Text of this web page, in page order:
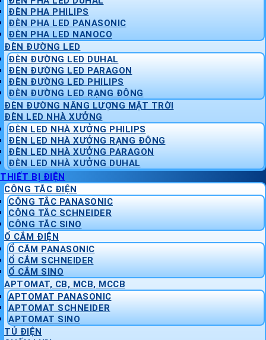
ĐÈN PHA PHILIPS
ĐÈN PHA LED PANASONIC
ĐÈN PHA LED NANOCO
ĐÈN ĐƯỜNG LED
ĐÈN ĐƯỜNG LED DUHAL
ĐÈN ĐƯỜNG LED PARAGON
ĐÈN ĐƯỜNG LED PHILIPS
ĐÈN ĐƯỜNG LED RẠNG ĐÔNG
ĐÈN ĐƯỜNG NĂNG LƯỢNG MẶT TRỜI
ĐÈN LED NHÀ XƯỞNG
ĐÈN LED NHÀ XƯỞNG PHILIPS
ĐÈN LED NHÀ XƯỞNG RẠNG ĐÔNG
ĐÈN LED NHÀ XƯỞNG PARAGON
ĐÈN LED NHÀ XƯỞNG DUHAL
THIẾT BỊ ĐIỆN
CÔNG TẮC ĐIỆN
CÔNG TẮC PANASONIC
CÔNG TẮC SCHNEIDER
CÔNG TẮC SINO
Ổ CẮM ĐIỆN
Ổ CẮM PANASONIC
Ổ CẮM SCHNEIDER
Ổ CẮM SINO
APTOMAT, CB, MCB, MCCB
APTOMAT PANASONIC
APTOMAT SCHNEIDER
APTOMAT SINO
TỦ ĐIỆN